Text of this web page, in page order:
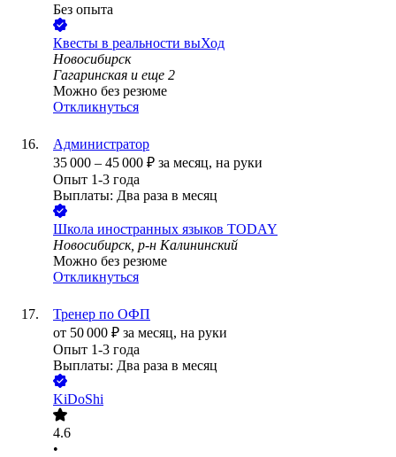
Без опыта
Квесты в реальности выХод
Новосибирск
Гагаринская и еще 2
Можно без резюме
Откликнуться
Администратор
35 000 – 45 000 ₽ за месяц, на руки
Опыт 1-3 года
Выплаты: Два раза в месяц
Школа иностранных языков TODAY
Новосибирск, р-н Калининский
Можно без резюме
Откликнуться
Тренер по ОФП
от 50 000 ₽ за месяц, на руки
Опыт 1-3 года
Выплаты: Два раза в месяц
KiDoShi
4.6
•